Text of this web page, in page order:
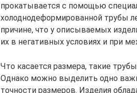
прокатывается с помощью
холоднодеформированной трубы
причине, что у описываемых
их в негативных условиях и при
Что касается размера, такие
Однако можно выделить одно
точности размеров. Изделия